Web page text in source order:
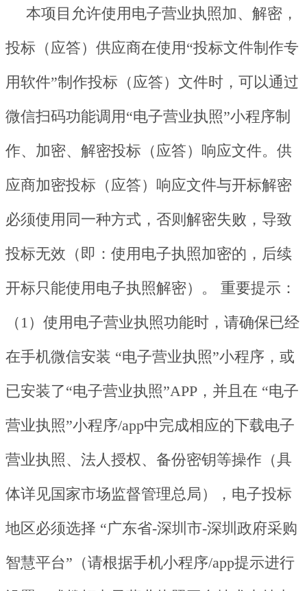
本项目允许使用电子营业执照加、解密，
投标（应答）供应商在使用“投标文件制作专
用软件”制作投标（应答）文件时，可以通过
微信扫码功能调用“电子营业执照”小程序制
作、加密、解密投标（应答）响应文件。供
应商加密投标（应答）响应文件与开标解密
必须使用同一种方式，否则解密失败，导致
投标无效（即：使用电子执照加密的，后续
开标只能使用电子执照解密）。 重要提示：
（1）使用电子营业执照功能时，请确保已经
在手机微信安装 “电子营业执照”小程序，或
已安装了“电子营业执照”APP，并且在 “电子
营业执照”小程序/app中完成相应的下载电子
营业执照、法人授权、备份密钥等操作（具
体详见国家市场监督管理总局），电子投标
地区必须选择 “广东省-深圳市-深圳政府采购
智慧平台”（请根据手机小程序/app提示进行